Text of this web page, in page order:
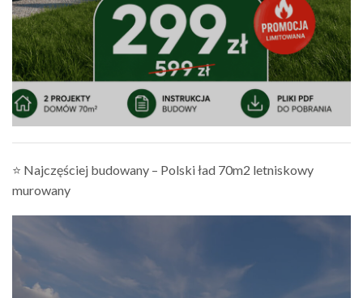
⭐ Najczęściej budowany – Polski ład 70m2 letniskowy
murowany